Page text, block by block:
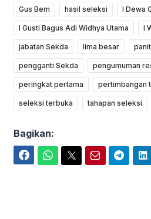
Gus Bem hasil seleksi I Dewa
I Gusti Bagus Adi Widhya Utama I
jabatan Sekda lima besar
pengganti Sekda pengumuman
peringkat pertama pertimbangan
seleksi terbuka tahapan seleksi
Bagikan: